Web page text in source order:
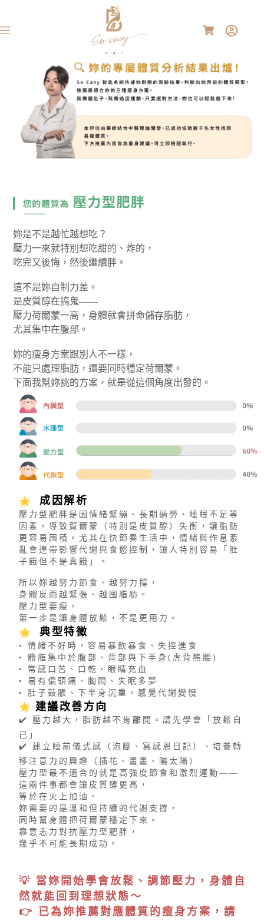
妳是不是越忙越想吃？
壓力一來就特別想吃甜的、炸的，
吃完又後悔，然後繼續胖。
這不是妳自制力差。
是皮質醇在搞鬼——
壓力荷爾蒙一高，身體就會拼命儲存脂肪，
尤其集中在腹部。
妳的瘦身方案跟別人不一樣，
不能只處理脂肪，還要同時穩定荷爾蒙。
下面我幫妳挑的方案，就是從這個角度出發的。
成因解析
壓力型肥胖是因情緒緊繃、長期過勞、睡眠不足等
因素，導致賀爾蒙（特別是皮質醇）失衡，讓脂肪
更容易囤積。尤其在快節奏生活中，情緒與作息紊
亂會連帶影響代謝與食慾控制，讓人特別容易「肚
子餓但不是真餓」。
所以妳越努力節食、越努力撐，
身體反而越緊張、越囤脂肪。
壓力型要瘦，
第一步是讓身體放鬆，不是更用力。
典型特徵
• 情緒不好時，容易暴飲暴食、失控進食
• 體脂集中於腹部、背部與下半身(虎背熊腰)
• 常感口苦、口乾，眼睛充血
• 易有偏頭痛、胸悶、失眠多夢
• 肚子鼓脹、下半身沉重，感覺代謝變慢
建議改善方向
✔️ 壓力越大，脂肪越不肯離開。請先學會「放鬆自
己」
✔️ 建立睡前儀式感（泡腳、寫感恩日記）、培養轉
移注意力的興趣（插花、畫畫、曬太陽）
壓力型最不適合的就是高強度節食和激烈運動——
這兩件事都會讓皮質醇更高，
等於在火上加油。
妳需要的是溫和但持續的代謝支撐，
同時幫身體把荷爾蒙穩定下來。
靠意志力對抗壓力型肥胖，
幾乎不可能長期成功。
💡 當妳開始學會放鬆、調節壓力，身體自
然就能回到理想狀態～
👉 已為妳推薦對應體質的瘦身方案，請